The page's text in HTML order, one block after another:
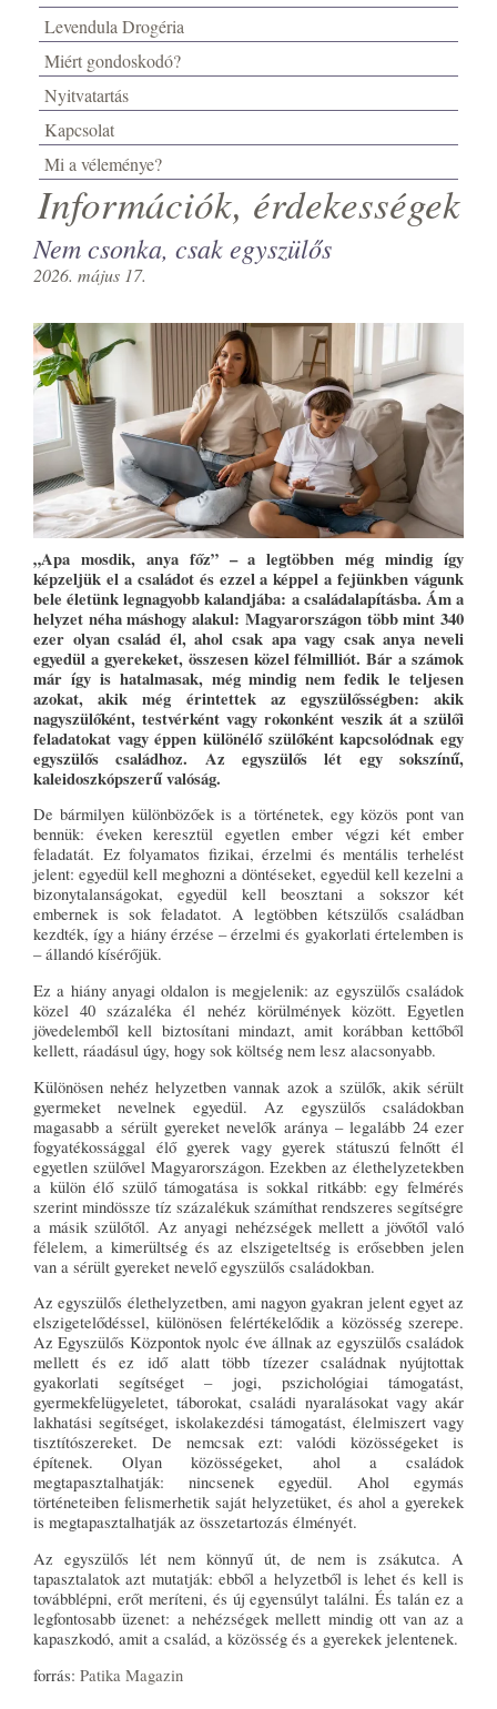
Levendula Drogéria
Miért gondoskodó?
Nyitvatartás
Kapcsolat
Mi a véleménye?
Információk, érdekességek
Nem csonka, csak egyszülős
2026. május 17.
„Apa mosdik, anya főz” – a legtöbben még mindig így
képzeljük el a családot és ezzel a képpel a fejünkben vágunk
bele életünk legnagyobb kalandjába: a családalapításba. Ám a
helyzet néha máshogy alakul: Magyarországon több mint 340
ezer olyan család él, ahol csak apa vagy csak anya neveli
egyedül a gyerekeket, összesen közel félmilliót. Bár a számok
már így is hatalmasak, még mindig nem fedik le teljesen
azokat, akik még érintettek az egyszülősségben: akik
nagyszülőként, testvérként vagy rokonként veszik át a szülői
feladatokat vagy éppen különélő szülőként kapcsolódnak egy
egyszülős családhoz. Az egyszülős lét egy sokszínű,
kaleidoszkópszerű valóság.
De bármilyen különbözőek is a történetek, egy közös pont van
bennük: éveken keresztül egyetlen ember végzi két ember
feladatát. Ez folyamatos fizikai, érzelmi és mentális terhelést
jelent: egyedül kell meghozni a döntéseket, egyedül kell kezelni a
bizonytalanságokat, egyedül kell beosztani a sokszor két
embernek is sok feladatot. A legtöbben kétszülős családban
kezdték, így a hiány érzése – érzelmi és gyakorlati értelemben is
– állandó kísérőjük.
Ez a hiány anyagi oldalon is megjelenik: az egyszülős családok
közel 40 százaléka él nehéz körülmények között. Egyetlen
jövedelemből kell biztosítani mindazt, amit korábban kettőből
kellett, ráadásul úgy, hogy sok költség nem lesz alacsonyabb.
Különösen nehéz helyzetben vannak azok a szülők, akik sérült
gyermeket nevelnek egyedül. Az egyszülős családokban
magasabb a sérült gyereket nevelők aránya – legalább 24 ezer
fogyatékossággal élő gyerek vagy gyerek státuszú felnőtt él
egyetlen szülővel Magyarországon. Ezekben az élethelyzetekben
a külön élő szülő támogatása is sokkal ritkább: egy felmérés
szerint mindössze tíz százalékuk számíthat rendszeres segítségre
a másik szülőtől. Az anyagi nehézségek mellett a jövőtől való
félelem, a kimerültség és az elszigeteltség is erősebben jelen
van a sérült gyereket nevelő egyszülős családokban.
Az egyszülős élethelyzetben, ami nagyon gyakran jelent egyet az
elszigetelődéssel, különösen felértékelődik a közösség szerepe.
Az Egyszülős Központok nyolc éve állnak az egyszülős családok
mellett és ez idő alatt több tízezer családnak nyújtottak
gyakorlati segítséget – jogi, pszichológiai támogatást,
gyermekfelügyeletet, táborokat, családi nyaralásokat vagy akár
lakhatási segítséget, iskolakezdési támogatást, élelmiszert vagy
tisztítószereket. De nemcsak ezt: valódi közösségeket is
építenek. Olyan közösségeket, ahol a családok
megtapasztalhatják: nincsenek egyedül. Ahol egymás
történeteiben felismerhetik saját helyzetüket, és ahol a gyerekek
is megtapasztalhatják az összetartozás élményét.
Az egyszülős lét nem könnyű út, de nem is zsákutca. A
tapasztalatok azt mutatják: ebből a helyzetből is lehet és kell is
továbblépni, erőt meríteni, és új egyensúlyt találni. És talán ez a
legfontosabb üzenet: a nehézségek mellett mindig ott van az a
kapaszkodó, amit a család, a közösség és a gyerekek jelentenek.
forrás: Patika Magazin